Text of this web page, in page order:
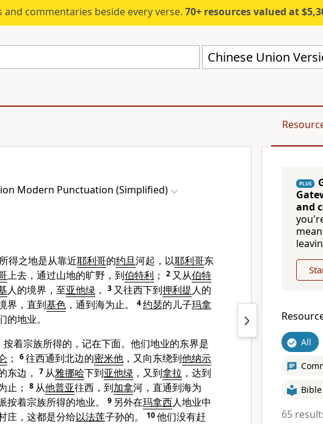
and commentaries beside every verse. 70+ resources valued at $5,300+—plans
Modern Punctuation (Simplified)
得之地是从靠近耶利哥的约旦河起，以耶利哥东
上去，通过山地的旷野，到伯特利 ； 2 又从伯特
人的境界，至亚他绿 ， 3 又往西下到押利提人的
界，直到基色 ，通到海为止。 4约瑟的儿子玛拿
的地业。
着宗族所得的，记在下面。他们地业的东界是
； 6往西通到北边的密米他 ，又向东绕到他纳示
东边， 7 从雅挪哈下到亚他绿 ，又到拿拉 ，达到
止； 8 从他普亚往西，到加拿河，直通到海为
按着宗族所得的地业。 9 另外在玛拿西人地业中
庄，这都是分给以法莲子孙的。 10他们没有赶
PLUS
and
All
65